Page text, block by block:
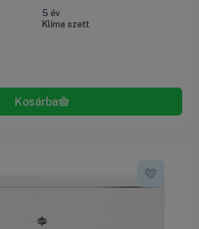
5 év
Klíma szett